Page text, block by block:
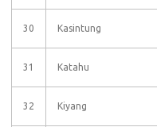
30 Kasintung
31 Katahu
32 Kiyang